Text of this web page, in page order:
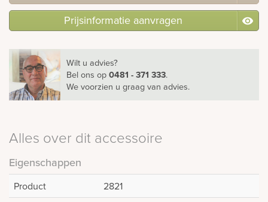
Prijsinformatie aanvragen
Wilt u advies?
Bel ons op0481 - 371 333.
We voorzien u graag van advies.
Alles over dit accessoire
Eigenschappen
Product
2821